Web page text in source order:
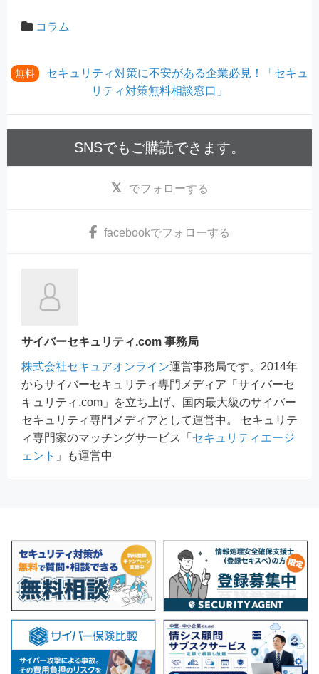
コラム
無料
セキュリティ対策に不安がある企業必見！「セキュ
リティ対策無料相談窓口」
SNSでもご購読できます。
でフォローする
facebookでフォローする
サイバーセキュリティ.com 事務局
株式会社セキュアオンライン運営事務局です。2014年
からサイバーセキュリティ専門メディア「サイバーセ
キュリティ.com」を立ち上げ、国内最大級のサイバー
セキュリティ専門メディアとして運営中。 セキュリテ
ィ専門家のマッチングサービス「 セキュリティエージ
ェント 」も運営中